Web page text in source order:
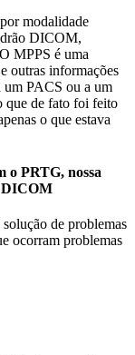
modalidade
DICOM,
MPPS é uma
outras informações
um PACS ou a um
que de fato foi feito
o que estava
o PRTG, nossa
DICOM
de problemas
ocorram problemas